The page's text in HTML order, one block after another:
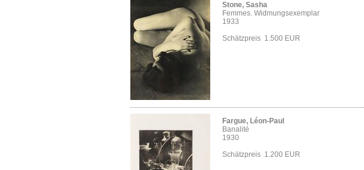
Stone, Sasha
Femmes. Widmungsexemplar
1933
Schätzpreis 1.500 EUR
Fargue, Léon-Paul
Banalité
1930
Schätzpreis 1.200 EUR